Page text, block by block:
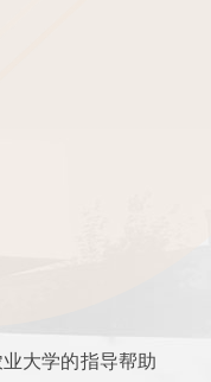
大学的指导帮助